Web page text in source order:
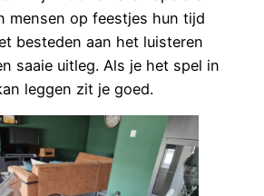
mensen op feestjes hun tijd
besteden aan het luisteren
saaie uitleg. Als je het spel in
leggen zit je goed.